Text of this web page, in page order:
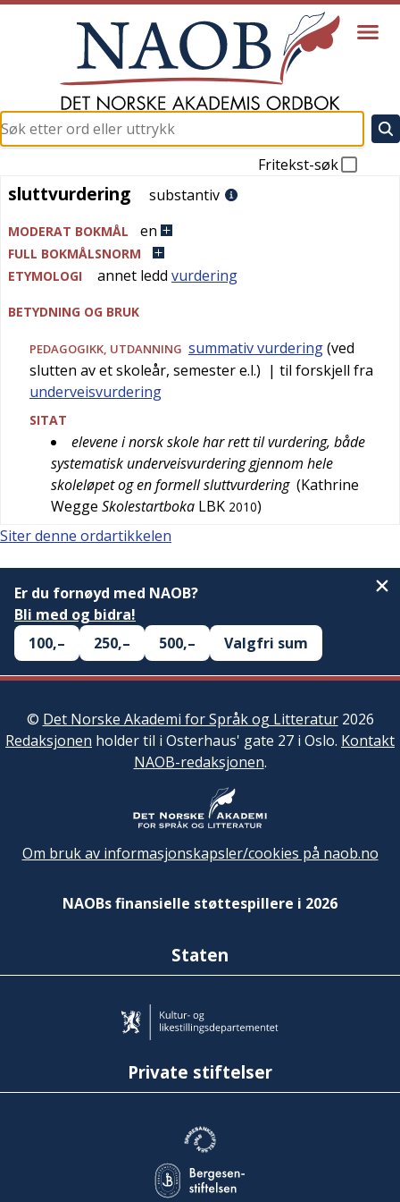
Fritekst-søk
sluttvurdering
sluttvurdering substantiv
MODERAT BOKMÅL en
FULL BOKMÅLSNORM
ETYMOLOGI
annet ledd vurdering
BETYDNING OG BRUK
PEDAGOGIKK, UTDANNING summativ vurdering(ved
slutten av et skoleår, semester e.l.) | til forskjell fra
underveisvurdering
SITAT
elevene i norsk skole har rett til vurdering, både
systematisk underveisvurdering gjennom hele
skoleløpet og en formell sluttvurdering (Kathrine
Wegge Skolestartboka LBK 2010)
Siter denne ordartikkelen
Er du fornøyd med NAOB?
Bli med og bidra!
100,–
250,– 500,– Valgfri sum
© Det Norske Akademi for Språk og Litteratur2026
Redaksjonen holder til i Osterhaus' gate 27 i Oslo. Kontakt
NAOB-redaksjonen.
Om bruk av informasjonskapsler/cookies på naob.no
NAOBs finansielle støttespillere i 2026
Staten
Private stiftelser